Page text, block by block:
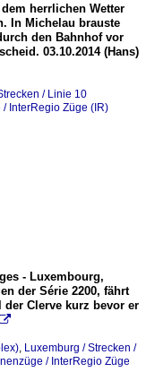
herrlichen Wetter
In Michelau brauste
den Bahnhof vor
03.10.2014 (Hans)
/ Linie 10
InterRegio Züge (IR)
- Luxembourg,
der Série 2200, fährt
der Clerve kurz bevor er

Luxemburg / Strecken /
/ InterRegio Züge